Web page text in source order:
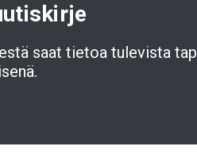
saat tietoa tulevista